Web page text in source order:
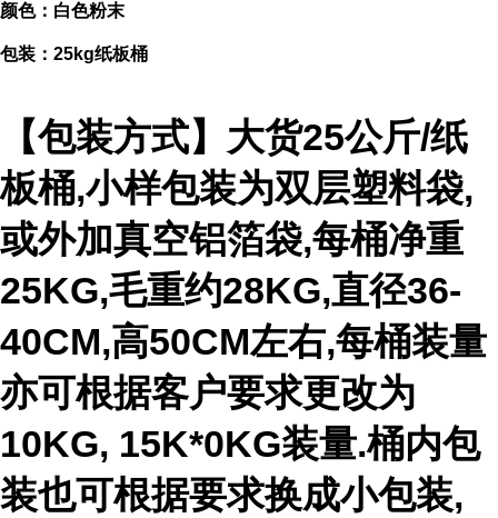
颜色：白色粉末
包装：25kg纸板桶
【包装方式】大货25公斤/纸
板桶,小样包装为双层塑料袋,
或外加真空铝箔袋,每桶净重
25KG,毛重约28KG,直径36-
40CM,高50CM左右,每桶装量
亦可根据客户要求更改为
10KG, 15K*0KG装量.桶内包
装也可根据要求换成小包装,